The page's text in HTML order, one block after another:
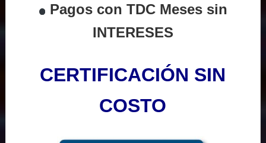
Pagos con TDC Meses sin
INTERESES
CERTIFICACIÓN SIN
COSTO